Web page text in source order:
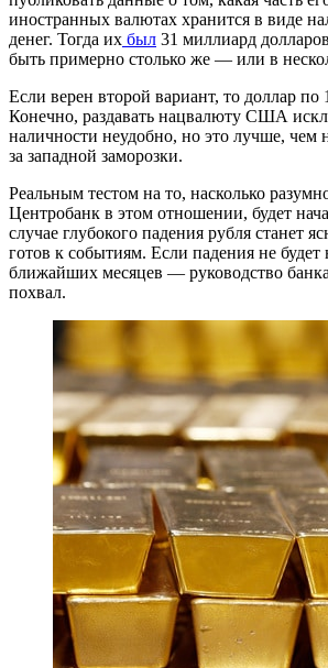
иностранных валютах хранится в виде
денег. Тогда их был 31 миллиард
быть примерно столько же — или в
Если верен второй вариант, то доллар по
Конечно, раздавать нацвалюту США
наличности неудобно, но это лучше, чем
за западной заморозки.
Реальным тестом на то, насколько
Центробанк в этом отношении, будет
случае глубокого падения рубля станет
готов к событиям. Если падения не
ближайших месяцев — руководство
похвал.